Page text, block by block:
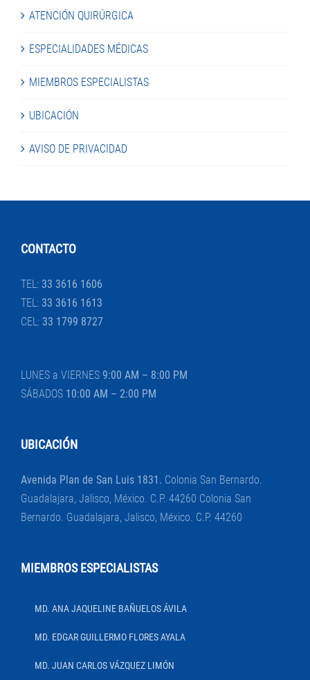
ATENCIÓN QUIRÚRGICA
ESPECIALIDADES MÉDICAS
MIEMBROS ESPECIALISTAS
UBICACIÓN
AVISO DE PRIVACIDAD
CONTACTO
TEL: 33 3616 1606
TEL: 33 3616 1613
CEL: 33 1799 8727
LUNES a VIERNES 9:00 AM – 8:00 PM
SÁBADOS 10:00 AM – 2:00 PM
UBICACIÓN
Avenida Plan de San Luis 1831. Colonia San Bernardo.
Guadalajara, Jalisco, México. C.P. 44260 Colonia San
Bernardo. Guadalajara, Jalisco, México. C.P. 44260
MIEMBROS ESPECIALISTAS
MD. ANA JAQUELINE BAÑUELOS ÁVILA
MD. EDGAR GUILLERMO FLORES AYALA
MD. JUAN CARLOS VÁZQUEZ LIMÓN